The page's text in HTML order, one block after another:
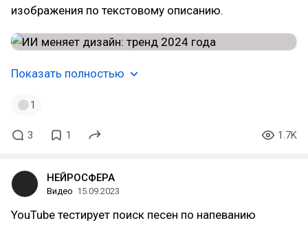
изображения по текстовому описанию.
Показать полностью
1
3 1 1.7K
НЕЙРОСФЕРА
Видео 15.09.2023
YouTube тестирует поиск песен по напеванию